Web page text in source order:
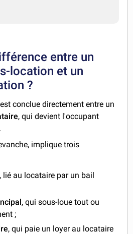
entre un
location et un
?
est conclue directement entre un
, qui devient l'occupant
implique trois
, lié au locataire par un bail
, qui sous-loue tout ou
;
, qui paie un loyer au locataire